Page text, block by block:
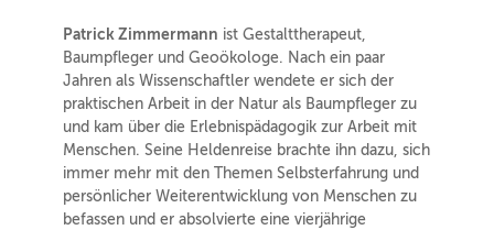
Patrick Zimmermann ist Gestalttherapeut,
Baumpfleger und Geoökologe. Nach ein paar
Jahren als Wissenschaftler wendete er sich der
praktischen Arbeit in der Natur als Baumpfleger zu
und kam über die Erlebnispädagogik zur Arbeit mit
Menschen. Seine Heldenreise brachte ihn dazu, sich
immer mehr mit den Themen Selbsterfahrung und
persönlicher Weiterentwicklung von Menschen zu
befassen und er absolvierte eine vierjährige